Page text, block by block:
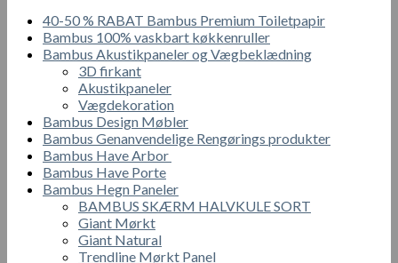
antal
40-50 % RABAT Bambus Premium Toiletpapir
Bambus 100% vaskbart køkkenruller
Bambus Akustikpaneler og Vægbeklædning
3D firkant
Akustikpaneler
Vægdekoration
Bambus Design Møbler
Bambus Genanvendelige Rengørings produkter
Bambus Have Arbor
Bambus Have Porte
Bambus Hegn Paneler
BAMBUS SKÆRM HALVKULE SORT
Giant Mørkt
Giant Natural
Trendline Mørkt Panel